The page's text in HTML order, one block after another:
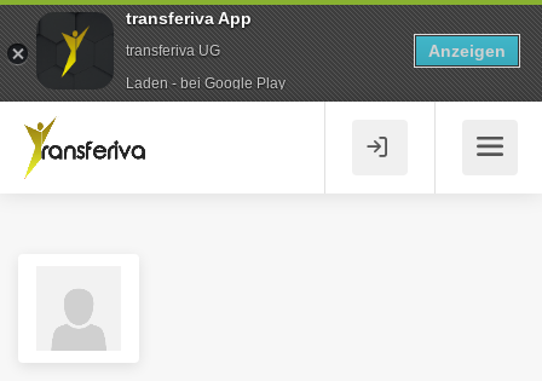
transferiva App
transferiva UG
Laden - bei Google Play
Anzeigen